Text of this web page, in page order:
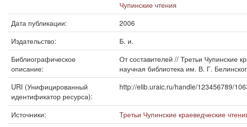
Чупинские чтения
Дата публикации:
2006
Издательство:
Б. и.
Библиографическое
описание:
От составителей // Третьи Чупинские
научная библиотека им. В. Г.
URI (Унифицированный
идентификатор ресурса):
http://elib.uraic.ru/handle/123456789/
Источники:
Третьи Чупинские краеведческие